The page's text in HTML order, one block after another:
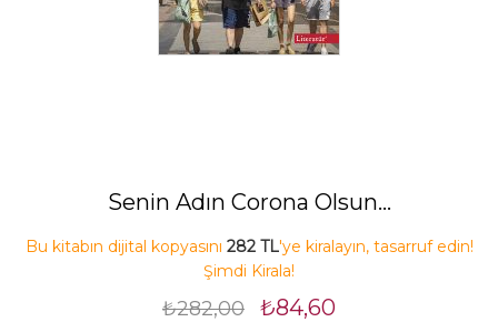
Senin Adın Corona Olsun…
Bu kitabın dijital kopyasını 282 TL'ye kiralayın, tasarruf edin!
Şimdi Kirala!
₺282,00 ₺84,60